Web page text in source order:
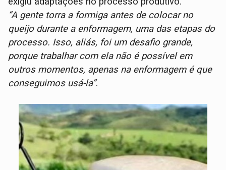
“A gente torra a formiga antes de colocar no
queijo durante a enformagem, uma das etapas do
processo. Isso, aliás, foi um desafio grande,
porque trabalhar com ela não é possível em
outros momentos, apenas na enformagem é que
conseguimos usá-la”.